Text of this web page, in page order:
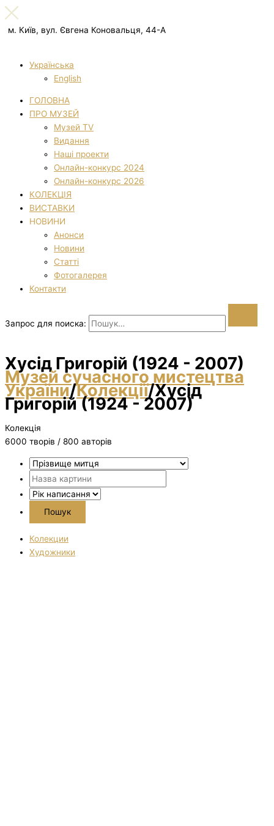
м. Київ, вул. Євгена Коновальця, 44-А
Українська
English
ГОЛОВНА
ПРО МУЗЕЙ
Музей TV
Видання
Наші проекти
Онлайн-конкурс 2024
Онлайн-конкурс 2026
КОЛЕКЦІЯ
ВИСТАВКИ
НОВИНИ
Анонси
Новини
Статті
Фотогалерея
Контакти
Запрос для поиска:
Хусід Григорій (1924 - 2007)
Музей сучасного мистецтва
України/Колекції/Хусід
Григорій (1924 - 2007)
Колекція
6000 творiв / 800 авторів
Колекции
Художники